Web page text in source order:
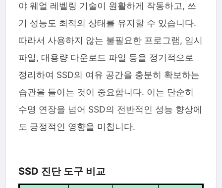
야 웨얼 레벨링 기술이 원활하게 작동하고, 쓰
기 성능도 최적의 상태를 유지할 수 있습니다.
따라서 사용하지 않는 불필요한 프로그램, 임시
파일, 대용량 다운로드 파일 등을 정기적으로
정리하여 SSD의 여유 공간을 충분히 확보하는
습관을 들이는 것이 중요합니다. 이는 단순히
수명 연장을 넘어 SSD의 전반적인 성능 향상에
도 긍정적인 영향을 미칩니다.
SSD 진단 도구 비교